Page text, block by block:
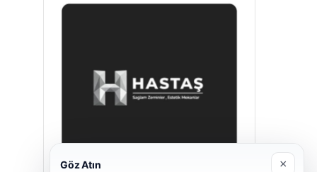
Göz Atın ×